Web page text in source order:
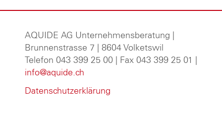
AQUIDE AG Unternehmensberatung
Brunnenstrasse 7 | 8604 Volketswil
Telefon 043 399 25 00 | Fax 043 399 25 01 |
info@aquide.ch
Datenschutzerklärung